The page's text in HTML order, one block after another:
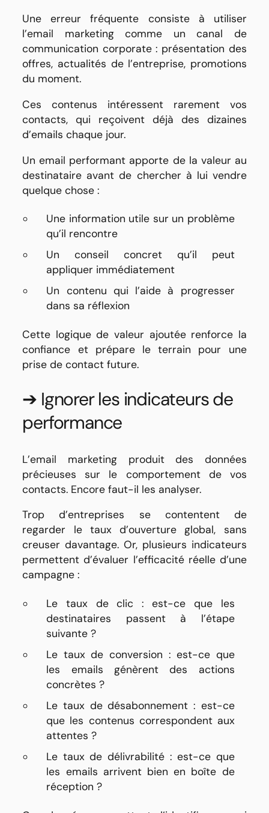
Une erreur fréquente consiste à utiliser
l’email marketing comme un canal de
communication corporate : présentation des
offres, actualités de l’entreprise, promotions
du moment.
Ces contenus intéressent rarement vos
contacts, qui reçoivent déjà des dizaines
d’emails chaque jour.
Un email performant apporte de la valeur au
destinataire avant de chercher à lui vendre
quelque chose :
Une information utile sur un problème
qu’il rencontre
Un conseil concret qu’il peut
appliquer immédiatement
Un contenu qui l’aide à progresser
dans sa réflexion
Cette logique de valeur ajoutée renforce la
confiance et prépare le terrain pour une
prise de contact future.
➔ Ignorer les indicateurs de
performance
L’email marketing produit des données
précieuses sur le comportement de vos
contacts. Encore faut-il les analyser.
Trop d’entreprises se contentent de
regarder le taux d’ouverture global, sans
creuser davantage. Or, plusieurs indicateurs
permettent d’évaluer l’efficacité réelle d’une
campagne :
Le taux de clic : est-ce que les
destinataires passent à l’étape
suivante ?
Le taux de conversion : est-ce que
les emails génèrent des actions
concrètes ?
Le taux de désabonnement : est-ce
que les contenus correspondent aux
attentes ?
Le taux de délivrabilité : est-ce que
les emails arrivent bien en boîte de
réception ?